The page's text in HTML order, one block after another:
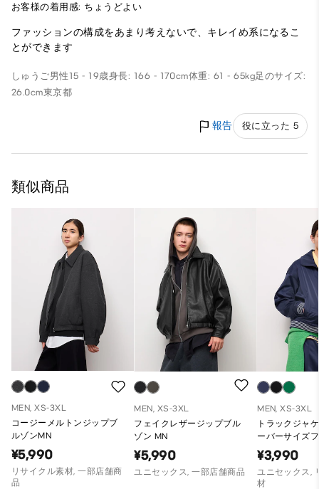
お客様の着用感: ちょうどよい
ファッションの構成をあまり考えないで、キレイめ系になるこ
とができます
しゅうご男性 15 - 19歳身長: 166 - 170cm体重: 61 - 65kg足のサイズ:
26.0cm東京都
報告 役に立った 5
類似商品
MEN, XS-3XL
コージーメルトンジップブ
ルゾンMN
¥5,990
リサイクル素材, 一部店舗商
品
MEN, XS-3XL
フェイクレザージップブル
ゾン MN
¥5,990
ユニセックス, 一部店舗商品
MEN, XS-3XL
トラックジャ
ーバーサイズ
¥3,990
ユニセックス,
材